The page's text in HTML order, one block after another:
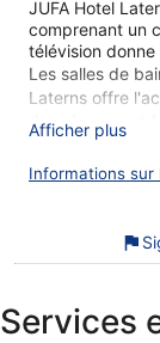
JUFA Hotel
comprenant un
télévision
Les salles de
Laterns offre
de ménage est
Cet hôtel
Les activités de
activités
de cet hôtel. Le
Afficher plus
Informations
Services